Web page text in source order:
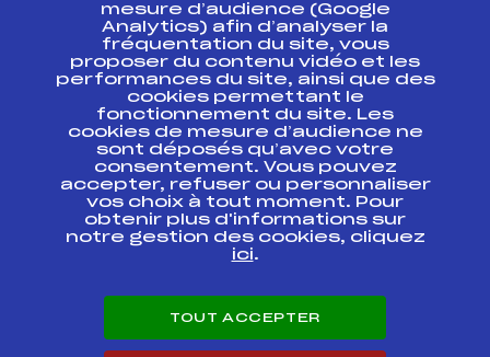
Ressources
Pass’Neige
Projet sportif fédéral
Projet de performance fédéral
Antidopage
Pôle Développement, Formation, Suivi
Scientifique
Listes ministérielles
Pôle vie de l’athlète
Carrières
mesure d’audience (Google
Analytics) afin d’analyser la
fréquentation du site, vous
proposer du contenu vidéo et les
performances du site, ainsi que des
cookies permettant le
fonctionnement du site. Les
cookies de mesure d’audience ne
sont déposés qu’avec votre
consentement. Vous pouvez
accepter, refuser ou personnaliser
vos choix à tout moment. Pour
obtenir plus d'informations sur
notre gestion des cookies, cliquez
ici.
TOUT ACCEPTER